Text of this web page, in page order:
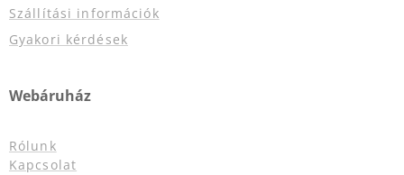
Szállítási információk
Gyakori kérdések
Webáruház
Rólunk
Kapcsolat